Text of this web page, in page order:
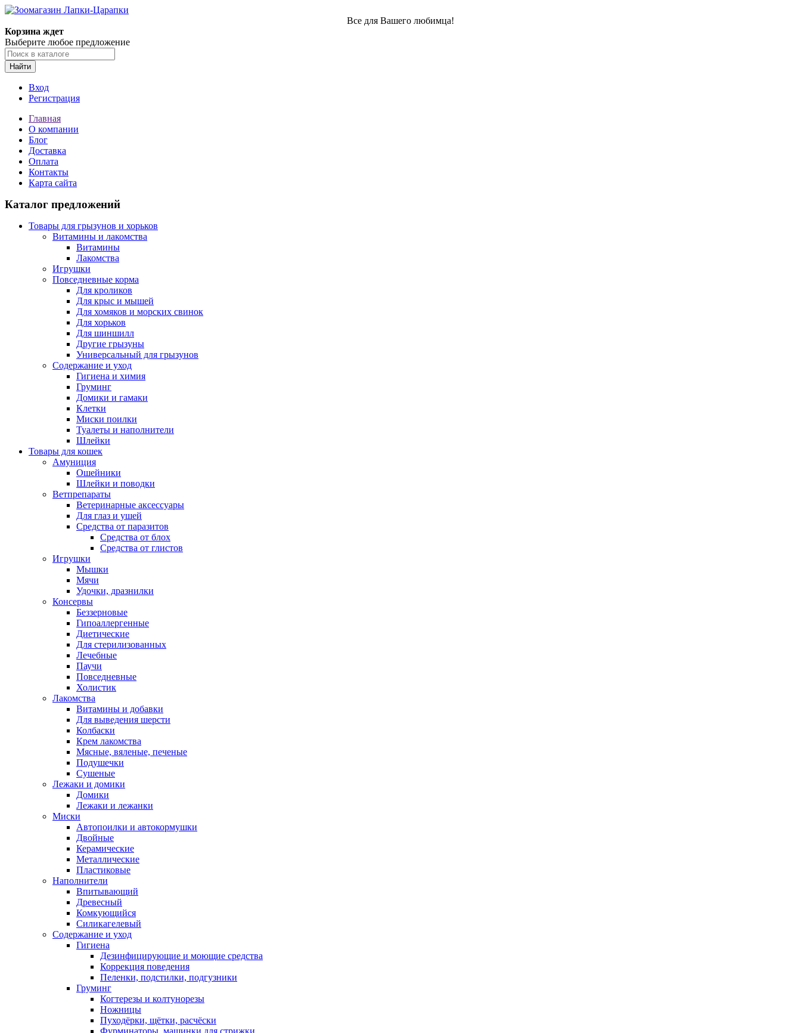
Все для Вашего любимца!
Корзина ждет
Выберите любое предложение
Найти
Вход
Регистрация
Главная
О компании
Блог
Доставка
Оплата
Контакты
Карта сайта
Каталог предложений
Товары для грызунов и хорьков
Витамины и лакомства
Витамины
Лакомства
Игрушки
Повседневные корма
Для кроликов
Для крыс и мышей
Для хомяков и морских свинок
Для хорьков
Для шиншилл
Другие грызуны
Универсальный для грызунов
Содержание и уход
Гигиена и химия
Груминг
Домики и гамаки
Клетки
Миски поилки
Туалеты и наполнители
Шлейки
Товары для кошек
Амуниция
Ошейники
Шлейки и поводки
Ветпрепараты
Ветеринарные аксессуары
Для глаз и ушей
Средства от паразитов
Средства от блох
Средства от глистов
Игрушки
Мышки
Мячи
Удочки, дразнилки
Консервы
Беззерновые
Гипоаллергенные
Диетические
Для стерилизованных
Лечебные
Паучи
Повседневные
Холистик
Лакомства
Витамины и добавки
Для выведения шерсти
Колбаски
Крем лакомства
Мясные, вяленые, печеные
Подушечки
Сушеные
Лежаки и домики
Домики
Лежаки и лежанки
Миски
Автопоилки и автокормушки
Двойные
Керамические
Металлические
Пластиковые
Наполнители
Впитывающий
Древесный
Комкующийся
Силикагелевый
Содержание и уход
Гигиена
Дезинфицирующие и моющие средства
Коррекция поведения
Пеленки, подстилки, подгузники
Груминг
Когтерезы и колтунорезы
Ножницы
Пуходёрки, щётки, расчёски
Фурминаторы, машинки для стрижки